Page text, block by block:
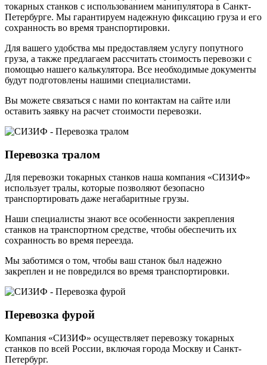
токарных станков с использованием манипулятора в Санкт-
Петербурге. Мы гарантируем надежную фиксацию груза и его
сохранность во время транспортировки.
Для вашего удобства мы предоставляем услугу попутного
груза, а также предлагаем рассчитать стоимость перевозки с
помощью нашего калькулятора. Все необходимые документы
будут подготовлены нашими специалистами.
Вы можете связаться с нами по контактам на сайте или
оставить заявку на расчет стоимости перевозки.
Перевозка тралом
Для перевозки токарных станков наша компания «СИЗИФ»
использует тралы, которые позволяют безопасно
транспортировать даже негабаритные грузы.
Наши специалисты знают все особенности закрепления
станков на транспортном средстве, чтобы обеспечить их
сохранность во время переезда.
Мы заботимся о том, чтобы ваш станок был надежно
закреплен и не повредился во время транспортировки.
Перевозка фурой
Компания «СИЗИФ» осуществляет перевозку токарных
станков по всей России, включая города Москву и Санкт-
Петербург.